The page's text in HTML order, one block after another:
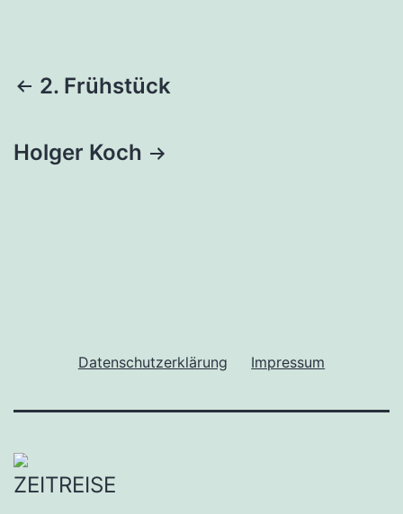
Beitragsnavigation
2. Frühstück
Holger Koch
Datenschutzerklärung Impressum